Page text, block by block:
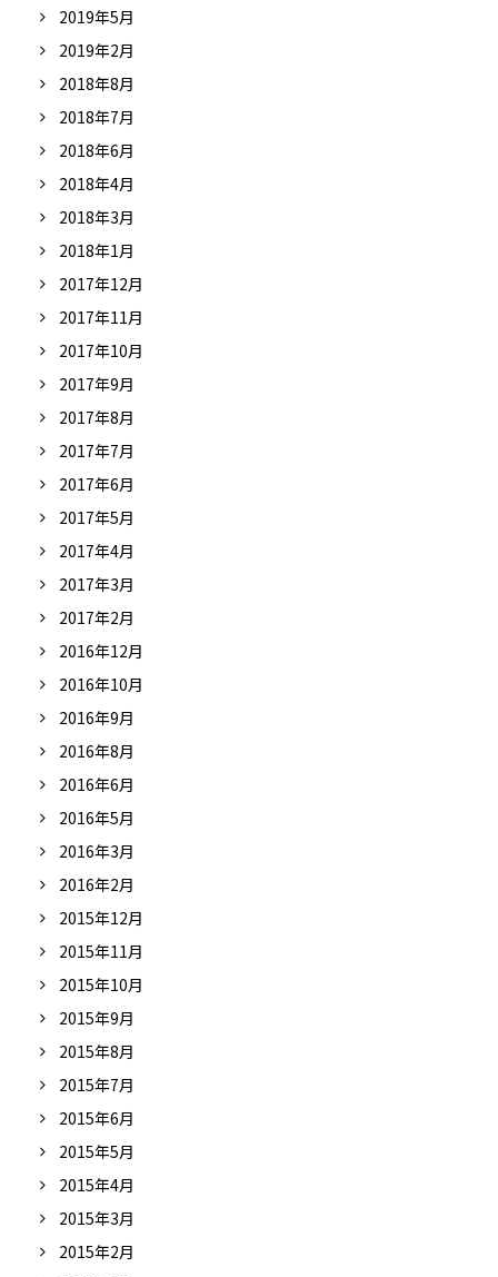
2019年5月
2019年2月
2018年8月
2018年7月
2018年6月
2018年4月
2018年3月
2018年1月
2017年12月
2017年11月
2017年10月
2017年9月
2017年8月
2017年7月
2017年6月
2017年5月
2017年4月
2017年3月
2017年2月
2016年12月
2016年10月
2016年9月
2016年8月
2016年6月
2016年5月
2016年3月
2016年2月
2015年12月
2015年11月
2015年10月
2015年9月
2015年8月
2015年7月
2015年6月
2015年5月
2015年4月
2015年3月
2015年2月